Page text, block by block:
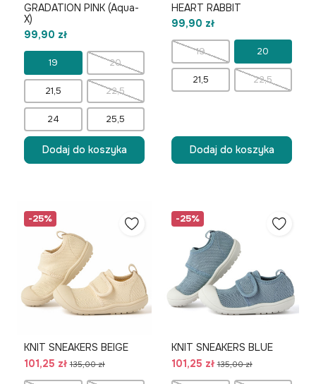
GRADATION PINK (Aqua-
X)
99,90 zł
19 20
21,5 22,5
24 25,5
Dodaj do koszyka
HEART RABBIT
99,90 zł
19 20
21,5 22,5
Dodaj do koszyka
-25%
KNIT SNEAKERS BEIGE
101,25 zł135,00 zł
-25%
KNIT SNEAKERS BLUE
101,25 zł135,00 zł